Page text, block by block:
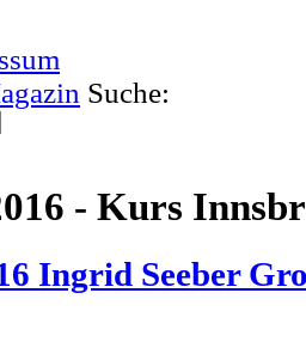
Suche:
- Kurs
Ingrid Seeber